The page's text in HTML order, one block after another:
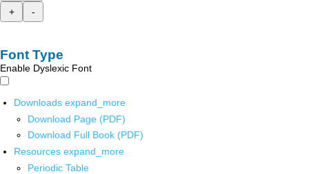
+
-
Font Type
Enable Dyslexic Font
Downloads expand_more
Download Page (PDF)
Download Full Book (PDF)
Resources expand_more
Periodic Table